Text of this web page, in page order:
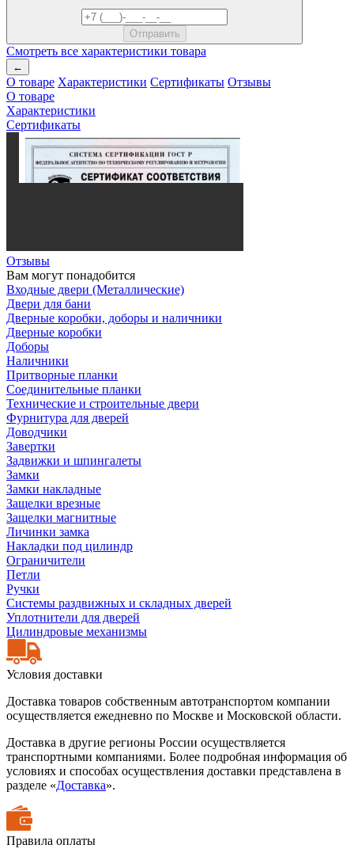
Смотреть все характеристики товара
←
О товаре Характеристики Сертификаты Отзывы
О товаре
Характеристики
Сертификаты
Отзывы
Вам могут понадобится
Входные двери (Металлические)
Двери для бани
Дверные коробки, доборы и наличники
Дверные коробки
Доборы
Наличники
Притворные планки
Соединительные планки
Технические и строительные двери
Фурнитура для дверей
Доводчики
Завертки
Задвижки и шпингалеты
Замки
Замки накладные
Защелки врезные
Защелки магнитные
Личинки замка
Накладки под цилиндр
Ограничители
Петли
Ручки
Системы раздвижных и складных дверей
Уплотнители для дверей
Цилиндровые механизмы
Условия доставки
Доставка товаров собственным автотранспортом компании
осуществляется ежедневно по Москве и Московской области.
Доставка в другие регионы России осуществляется
транспортными компаниями. Более подробная информация об
условиях и способах осуществления доставки представлена в
разделе «Доставка».
Правила оплаты